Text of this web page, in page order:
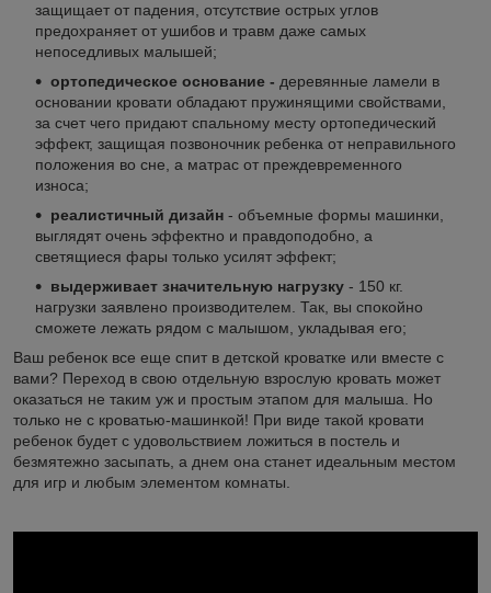
защищает от падения, отсутствие острых углов
предохраняет от ушибов и травм даже самых
непоседливых малышей;
ортопедическое основание - деревянные ламели в
основании кровати обладают пружинящими свойствами,
за счет чего придают спальному месту ортопедический
эффект, защищая позвоночник ребенка от неправильного
положения во сне, а матрас от преждевременного
износа;
реалистичный дизайн - объемные формы машинки,
выглядят очень эффектно и правдоподобно, а
светящиеся фары только усилят эффект;
выдерживает значительную нагрузку - 150 кг.
нагрузки заявлено производителем. Так, вы спокойно
сможете лежать рядом с малышом, укладывая его;
Ваш ребенок все еще спит в детской кроватке или вместе с
вами? Переход в свою отдельную взрослую кровать может
оказаться не таким уж и простым этапом для малыша. Но
только не с кроватью-машинкой! При виде такой кровати
ребенок будет с удовольствием ложиться в постель и
безмятежно засыпать, а днем она станет идеальным местом
для игр и любым элементом комнаты.